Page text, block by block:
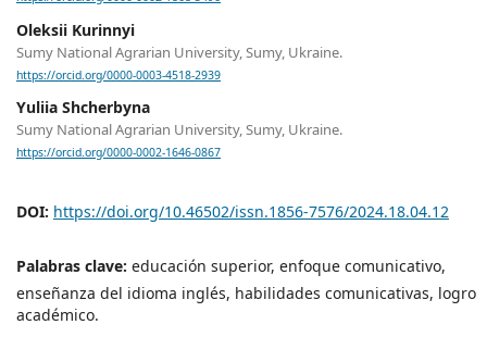
Oleksii Kurinnyi
Sumy National Agrarian University, Sumy, Ukraine.
https://orcid.org/0000-0003-4518-2939
Yuliia Shcherbyna
Sumy National Agrarian University, Sumy, Ukraine.
https://orcid.org/0000-0002-1646-0867
DOI: https://doi.org/10.46502/issn.1856-7576/2024.18.04.12
Palabras clave: educación superior, enfoque comunicativo,
enseñanza del idioma inglés, habilidades comunicativas, logro
académico.